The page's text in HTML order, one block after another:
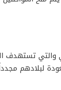
والتي تستهدف
لبلادهم